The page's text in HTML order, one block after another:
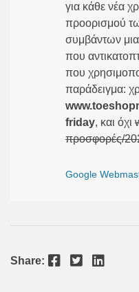
για κάθε νέα
προορισμού
συμβάντων
που
που
παράδειγμα:
friday, και όχι
προσφορές/
Google
Share: Facebook Twitter LinkedIn